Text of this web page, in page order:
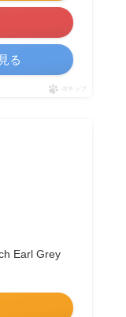
る
ポチップ
Earl Grey